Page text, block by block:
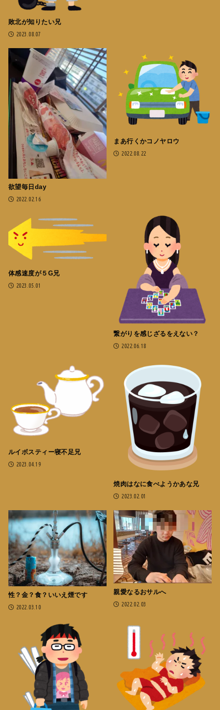
敗北が知りたい兄
2023.08.07
欲望毎日day
2022.02.16
まあ行くかコノヤロウ
2022.08.22
体感速度が５G兄
2023.05.01
繋がりを感じざるをえない？
2022.06.18
ルイボスティー寝不足兄
2023.04.19
焼肉はなに食べようかあな兄
2023.02.01
性？金？食？いいえ煙です
2022.03.10
親愛なるおサルへ
2022.02.03